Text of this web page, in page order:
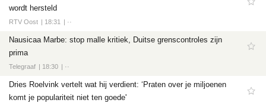
wordt hersteld
RTV Oost 18:31 ··
Nausicaa Marbe: stop malle kritiek, Duitse grenscontroles zijn
prima
Telegraaf 18:30 ··
Dries Roelvink vertelt wat hij verdient: ‘Praten over je miljoenen
komt je populariteit niet ten goede'